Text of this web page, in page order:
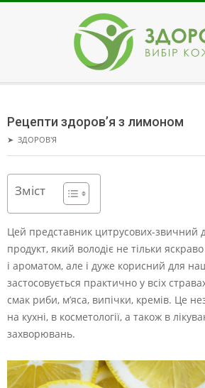
ЗДОРОВ'Я
Menu
Рецепти здоров’я з лимоном
➤ ЗДОРОВ'Я
Зміст
Цей представник цитрусових-звичний
продукт, який володіє не тільки
і ароматом, але і дуже корисний для
застосовується практично у всіх
смак риби, м’яса, випічки, кремів. Це
на кухні, в косметології, а також в
захворювань.